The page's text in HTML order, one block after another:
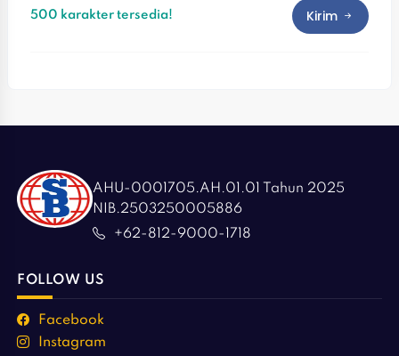
500 karakter tersedia! Kirim
AHU-0001705.AH.01.01 Tahun 2025
NIB.2503250005886
+62-812-9000-1718
FOLLOW US
Facebook
Instagram